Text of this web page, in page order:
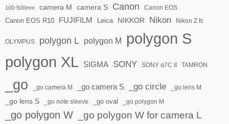
100-500mm camera M camera S Canon Canon EOS
Canon EOS R10 FUJIFILM Leica NIKKOR Nikon Nikon Z fc
OLYMPUS polygon L polygon M polygon S
polygon XL SIGMA SONY SONY α7C II TAMRON
_go _go camera M _go camera S _go circle _go lens M
_go lens S _go note sleeve _go oval _go polygon M
_go polygon W _go polygon W for camera L